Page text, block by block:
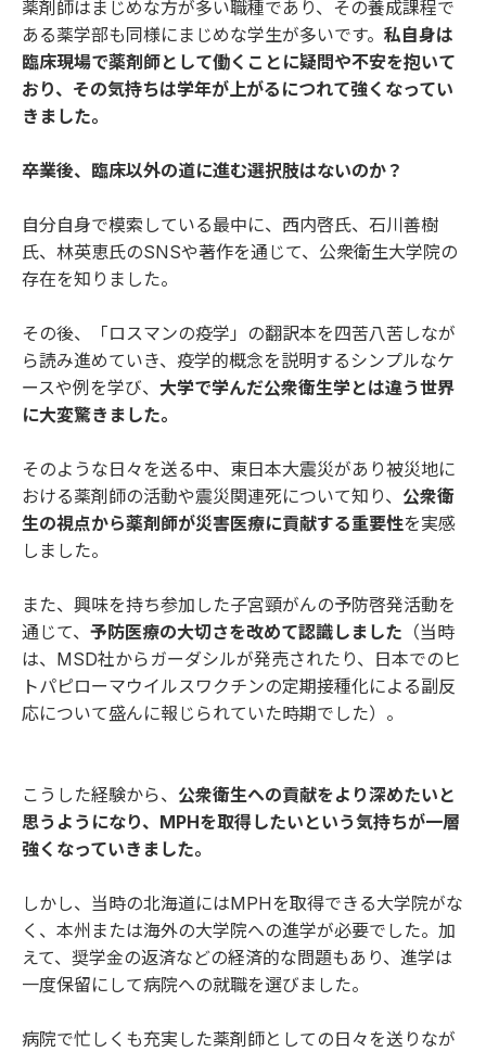
薬剤師はまじめな方が多い職種であり、その養成課程で
ある薬学部も同様にまじめな学生が多いです。 私自身は
臨床現場で薬剤師として働くことに疑問や不安を抱いて
おり、その気持ちは学年が上がるにつれて強くなってい
きました。
――卒業後、臨床以外の道に進む選択肢はないのか？
自分自身で模索している最中に、西内啓氏、石川善樹
氏、林英恵氏のSNSや著作を通じて、公衆衛生大学院の
存在を知りました。
その後、「ロスマンの疫学」の翻訳本を四苦八苦しなが
ら読み進めていき、疫学的概念を説明するシンプルなケ
ースや例を学び、 大学で学んだ公衆衛生学とは違う世界
に大変驚きました。
そのような日々を送る中、東日本大震災があり被災地に
おける薬剤師の活動や震災関連死について知り、 公衆衛
生の視点から薬剤師が災害医療に貢献する重要性を実感
しました。
また、興味を持ち参加した子宮頸がんの予防啓発活動を
通じて、 予防医療の大切さを改めて認識しました （当時
は、MSD社からガーダシルが発売されたり、日本でのヒ
トパピローマウイルスワクチンの定期接種化による副反
応について盛んに報じられていた時期でした）。
こうした経験から、 公衆衛生への貢献をより深めたいと
思うようになり、MPHを取得したいという気持ちが一層
強くなっていきました。
しかし、当時の北海道にはMPHを取得できる大学院がな
く、本州または海外の大学院への進学が必要でした。加
えて、奨学金の返済などの経済的な問題もあり、進学は
一度保留にして病院への就職を選びました。
病院で忙しくも充実した薬剤師としての日々を送りなが